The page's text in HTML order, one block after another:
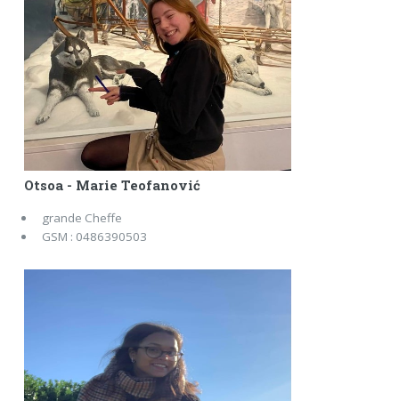
Otsoa - Marie Teofanović
grande Cheffe
GSM : 0486390503